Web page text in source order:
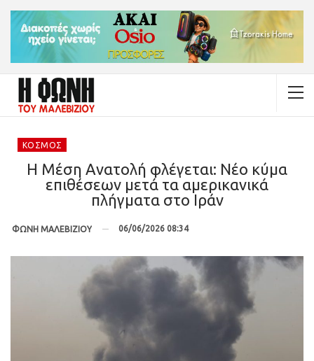
ΚΌΣΜΟΣ
Η Μέση Ανατολή φλέγεται: Νέο κύμα
επιθέσεων μετά τα αμερικανικά
πλήγματα στο Ιράν
ΦΩΝΗ ΜΑΛΕΒΙΖΙΟΥ 06/06/2026 08:34